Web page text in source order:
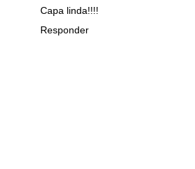
Capa linda!!!!
Responder